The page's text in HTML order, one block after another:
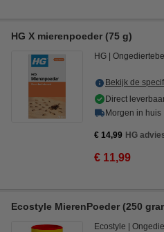
HG X mierenpoeder (75 g)
HG
Bekijk de
Direct
Morgen in huis
€ 14,99 HG
€ 11,99
Ecostyle MierenPoeder (250
Ecostyle